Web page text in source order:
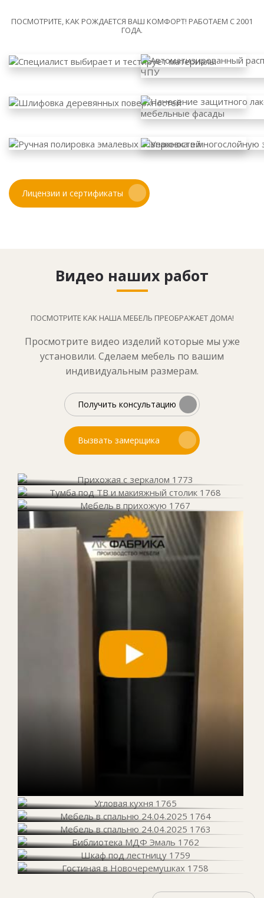
ПОСМОТРИТЕ, КАК РОЖДАЕТСЯ ВАШ КОМФОРТ! РАБОТАЕМ С 2001
ГОДА.
Лицензии и сертификаты
Видео наших работ
ПОСМОТРИТЕ КАК НАША МЕБЕЛЬ ПРЕОБРАЖАЕТ ДОМА!
Просмотрите видео изделий которые мы уже
установили. Сделаем мебель по вашим
индивидуальным размерам.
Получить консультацию
Вызвать замерщика